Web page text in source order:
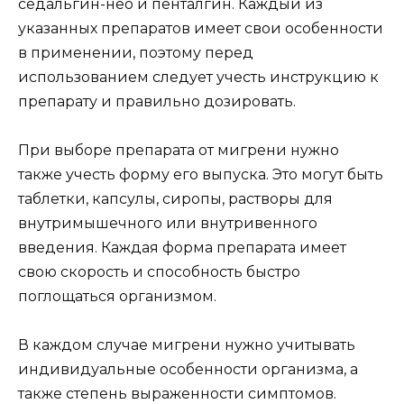
седальгин-нео и пенталгин. Каждый из
указанных препаратов имеет свои особенности
в применении, поэтому перед
использованием следует учесть инструкцию к
препарату и правильно дозировать.
При выборе препарата от мигрени нужно
также учесть форму его выпуска. Это могут быть
таблетки, капсулы, сиропы, растворы для
внутримышечного или внутривенного
введения. Каждая форма препарата имеет
свою скорость и способность быстро
поглощаться организмом.
В каждом случае мигрени нужно учитывать
индивидуальные особенности организма, а
также степень выраженности симптомов.